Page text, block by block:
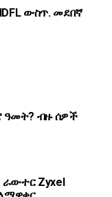
ውስጥ. መደበኛ
ብዙ ሰዎች
ራውተር Zyxel